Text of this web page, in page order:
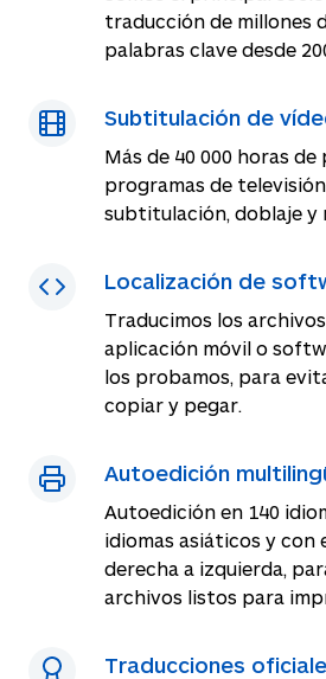
traducción de millones
palabras clave desde
Subtitulación de
Más de 40 000 horas de
programas de
subtitulación, doblaje y
Localización de
Traducimos los
aplicación móvil o
los probamos, para
copiar y pegar.
Autoedición
Autoedición en 140
idiomas asiáticos y con
derecha a izquierda,
archivos listos para
Traducciones